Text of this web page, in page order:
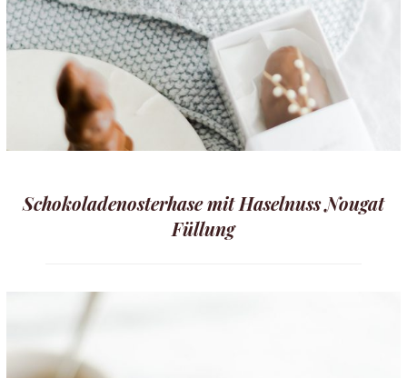
Schokoladenosterhase mit Haselnuss Nougat
Füllung